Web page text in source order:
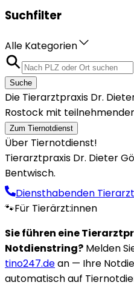
Suchfilter
Alle Kategorien
Suche
Die Tierarztpraxis Dr.
Rostock mit
Zum Tiernotdienst
Über Tiernotdienst!
Tierarztpraxis Dr. Dieter
Bentwisch.
Diensthabenden
🐾Für Tierärzt:innen
Sie führen eine
Notdienstring? Melden
tino247.dean — Ihre
automatisch auf